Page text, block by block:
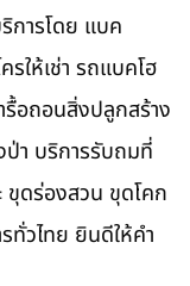
การโดย แบค
ให้เช่า รถแบคโฮ
รื้อถอนสิ่งปลูกสร้าง
า บริการรับถมที่
ดร่องสวน ขุดโคก
ทั่วไทย ยินดีให้คำ